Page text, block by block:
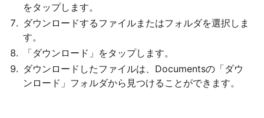
をタップします。
ダウンロードするファイルまたはフォルダを選択しま
す。
「ダウンロード」をタップします。
ダウンロードしたファイルは、Documentsの「ダウ
ンロード」フォルダから見つけることができます。